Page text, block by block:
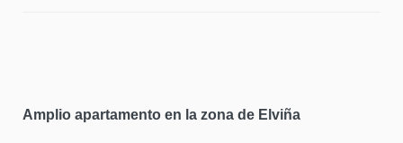
Amplio apartamento en la zona de Elviña